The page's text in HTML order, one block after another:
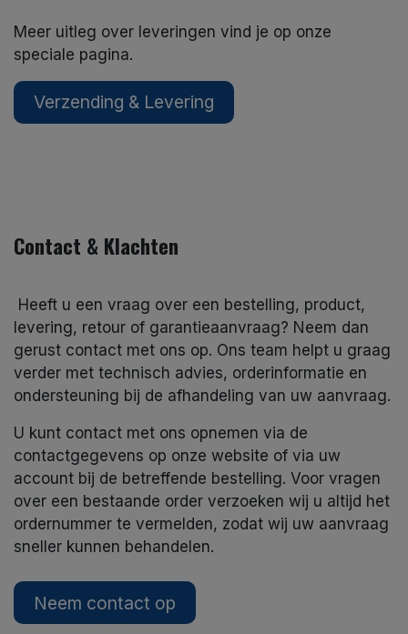
Meer uitleg over leveringen vind je op onze
speciale pagina.
Verzending & Levering
Contact & Klachten
Heeft u een vraag over een bestelling, product,
levering, retour of garantieaanvraag? Neem dan
gerust contact met ons op. Ons team helpt u graag
verder met technisch advies, orderinformatie en
ondersteuning bij de afhandeling van uw aanvraag.
U kunt contact met ons opnemen via de
contactgegevens op onze website of via uw
account bij de betreffende bestelling. Voor vragen
over een bestaande order verzoeken wij u altijd het
ordernummer te vermelden, zodat wij uw aanvraag
sneller kunnen behandelen.
Neem contact op